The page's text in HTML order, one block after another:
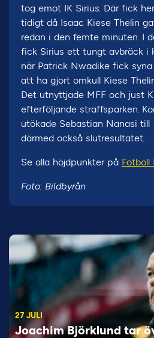
tog emot IK Sirius. Där fick
tidigt då Isaac Kiese Thelin
redan i den femte minuten. I
fick Sirius ett tungt avbräck i
när Patrick Nwadike fick
att ha gjort omkull Kiese
Det utnyttjade MFF och just
efterföljande straffsparken.
utökade Sebastian Nanasi
därmed också slutresultatet.
Se alla höjdpunkter på Fotboll
Foto: Bildbyrån
27 JULI
Joachim Björklund tar